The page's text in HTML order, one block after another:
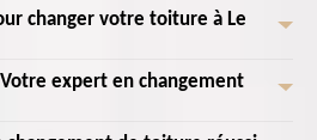
qualifiés met un point d'honneur à utiliser
impeccable. De plus, nous nous
et à vous offrir un service personnalisé,
étendue et d'une équipe d'experts
à offrir des services de haute qualité,
essentiel pour la protection et le confort
parfois difficile de savoir quand il est temps
mais certains signes ne trompent pas. Si
des tuiles manquantes ou des
intérieurs, il est probablement temps de
changer votre toiture à Le
maison à Le Perreux Sur Marne peut
conséquent. Heureusement, Landouer
expert en changement